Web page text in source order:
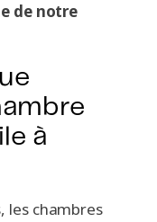
de notre
à
les chambres